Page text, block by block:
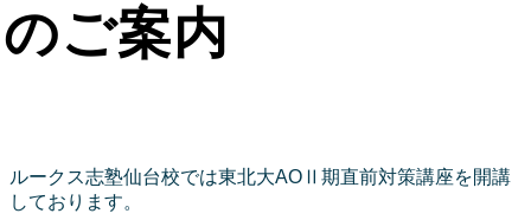
のご案内
ルークス志塾仙台校では東北大AOⅡ期直前対策講座を開講
しております。